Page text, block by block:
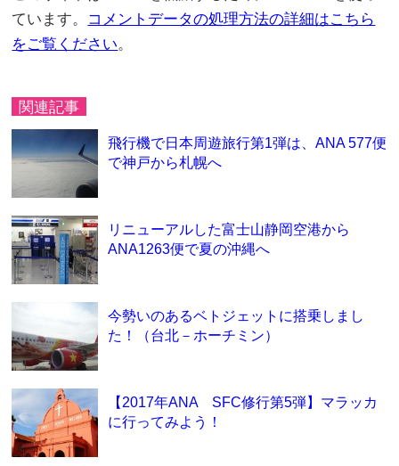
ています。 コメントデータの処理方法の詳細はこちら
をご覧ください。
関連記事
飛行機で日本周遊旅行第1弾は、ANA 577便
で神戸から札幌へ
リニューアルした富士山静岡空港から
ANA1263便で夏の沖縄へ
今勢いのあるベトジェットに搭乗しまし
た！（台北－ホーチミン）
【2017年ANA SFC修行第5弾】マラッカ
に行ってみよう！